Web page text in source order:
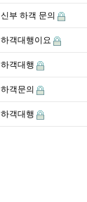
신부 하객 문의
하객대행이요
하객대행
하객문의
하객대행